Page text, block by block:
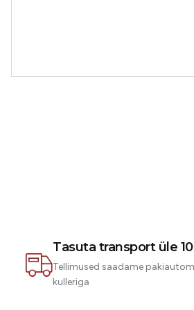
Tasuta transport üle
Tellimused saadame
kulleriga